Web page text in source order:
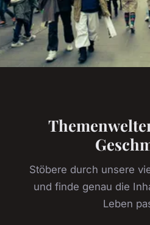
Stöbere durch unsere
und finde genau die
Leben